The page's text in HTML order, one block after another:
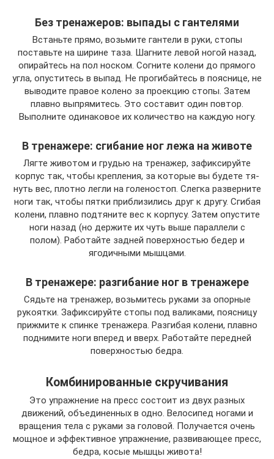
Без тренажеров: выпады с гантелями
Встаньте прямо, возьмите гантели в руки, стопы
поставьте на ширине таза. Шагните левой ногой назад,
опирайтесь на пол носком. Согните колени до прямого
угла, опуститесь в выпад. Не прогибайтесь в пояснице, не
выводите правое колено за проекцию стопы. Затем
плавно выпрямитесь. Это составит один повтор.
Выполните одинаковое их количество на каждую ногу.
В тренажере: сгибание ног лежа на животе
Лягте животом и грудью на тренажер, зафиксируйте
корпус так, чтобы крепления, за которые вы бу­де­те тя­
нуть вес, плотно легли на голеностоп. Слегка разверните
ноги так, чтобы пятки приблизились друг к другу. Сгибая
колени, плавно подтяните вес к корпусу. Затем опустите
ноги назад (но держите их чуть выше параллели с
полом). Работайте задней поверхностью бедер и
ягодичными мышцами.
В тренажере: разгибание ног в тренажере
Сядьте на тренажер, возьмитесь руками за опорные
рукоятки. Зафиксируйте стопы под валиками, поясницу
прижмите к спинке тренажера. Разгибая колени, плавно
поднимите ноги вперед и вверх. Работайте передней
поверхностью бедра.
Комбинированные скручивания
Это упражнение на пресс состоит из двух разных
движений, объединенных в одно. Велосипед ногами и
вращения тела с руками за головой. Получается очень
мощное и эффективное упражнение, развивающее пресс,
бедра, косые мышцы живота!